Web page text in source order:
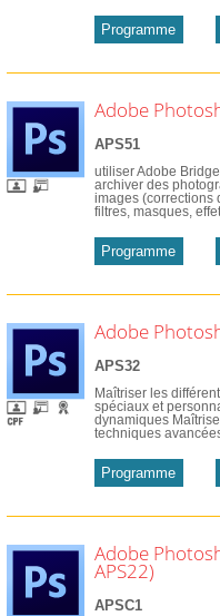
Programme
Adobe
APS51
utiliser Adobe
archiver des
images (corrections
filtres, masques,
Programme
Adobe
APS32
Maîtriser les
spéciaux et
dynamiques
techniques
Programme
Adobe
APS22)
APSC1